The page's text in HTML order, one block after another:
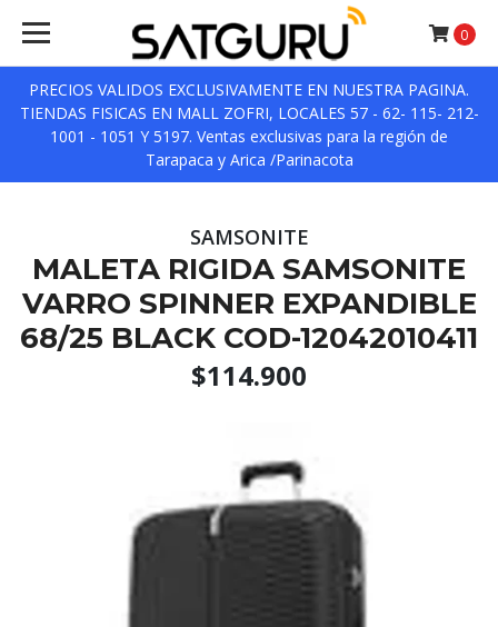
PRECIOS VALIDOS EXCLUSIVAMENTE EN NUESTRA PAGINA.
TIENDAS FISICAS EN MALL ZOFRI, LOCALES 57 - 62- 115- 212-
1001 - 1051 Y 5197. Ventas exclusivas para la región de
Tarapaca y Arica /Parinacota
0
SAMSONITE
MALETA RIGIDA SAMSONITE
VARRO SPINNER EXPANDIBLE
68/25 BLACK COD-12042010411
$114.900